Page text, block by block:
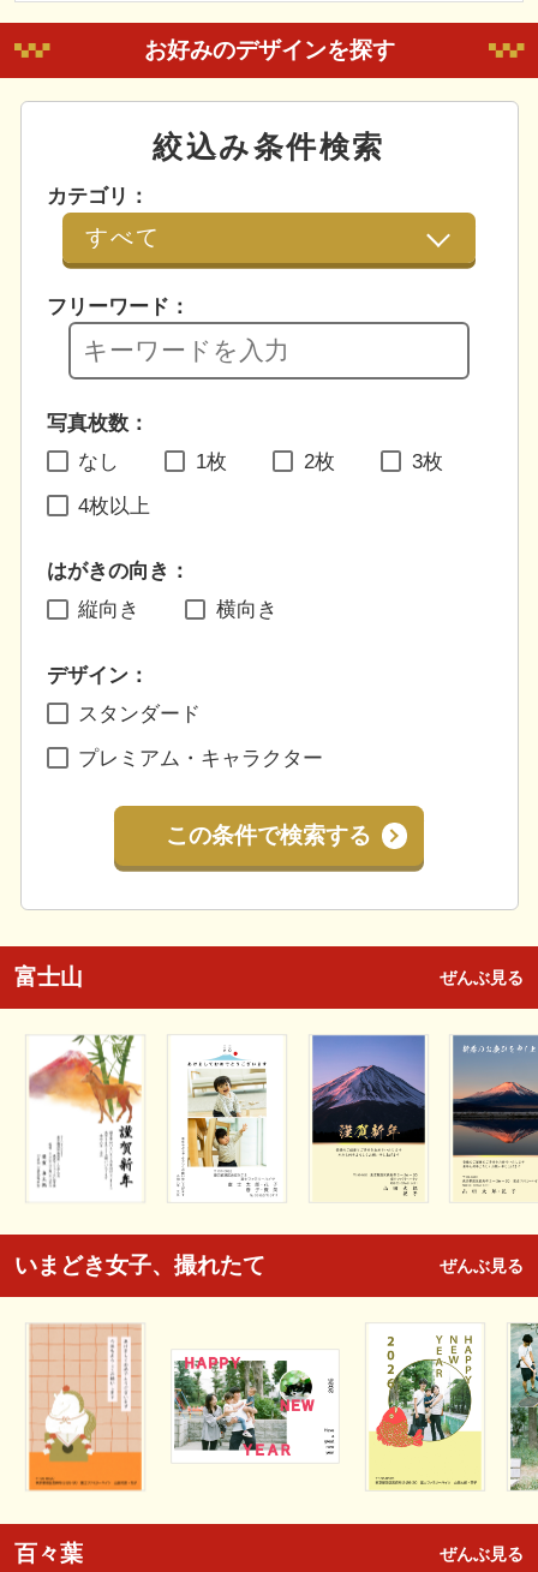
お好みのデザインを探す
絞込み条件検索
カテゴリ：
フリーワード：
写真枚数：
なし
1枚 2枚 3枚
4枚以上
はがきの向き：
縦向き
横向き
デザイン：
スタンダード
プレミアム・キャラクター
この条件で検索する
富士山 ぜんぶ見る
いまどき女子、撮れたて ぜんぶ見る
百々葉 ぜんぶ見る